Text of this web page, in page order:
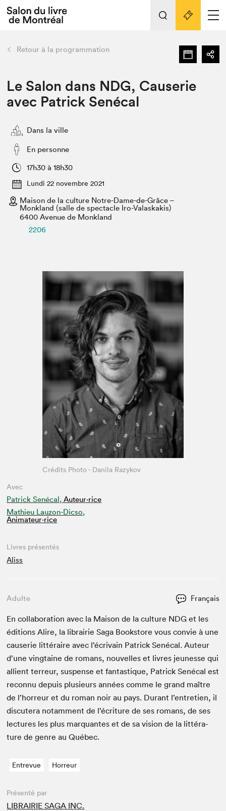
Espace exposant⋅e⋅s
Espace enseignant·e·s
Espace médias
L'événement
Préparer sa visite au Salon
SLM PRO
retour Nos activités
Préparer sa visite
Salon au Palais
Salon dans la ville et en ligne
Projets partenaires
Liens pratiques
Retour à la programmation
Le Salon dans NDG, Causerie
avec Patrick Senécal
Dans la ville
En personne
17h30 à 18h30
Lundi 22 novembre 2021
Maison de la culture Notre-Dame-de-Grâce –
Monkland (salle de spectacle Iro-Valaskakis)
6400 Avenue de Monkland
2206
Avec
Patrick Senécal, Auteur·rice
Mathieu Lauzon-Dicso,
Animateur⋅rice
Crédits Photo - Danila Razykov
Livres présentés
Aliss
Adulte Français
En col­lab­o­ra­tion avec la Mai­son de la cul­ture NDG et les
édi­tions Alire, la librairie Saga Book­store vous con­vie à une
causerie lit­téraire avec l’écrivain Patrick Sené­cal. Auteur
d’une ving­taine de romans, nou­velles et livres jeunesse qui
allient ter­reur, sus­pense et fan­tas­tique, Patrick Sené­cal est
recon­nu depuis plusieurs années comme le grand maître
de l’horreur et du roman noir au pays. Durant l’entretien, il
dis­cutera notam­ment de l’écriture de ses romans, de ses
lec­tures les plus mar­quantes et de sa vision de la lit­téra­
ture de genre au Québec.
Entrevue Horreur
Présenté par
LIBRAIRIE SAGA INC.